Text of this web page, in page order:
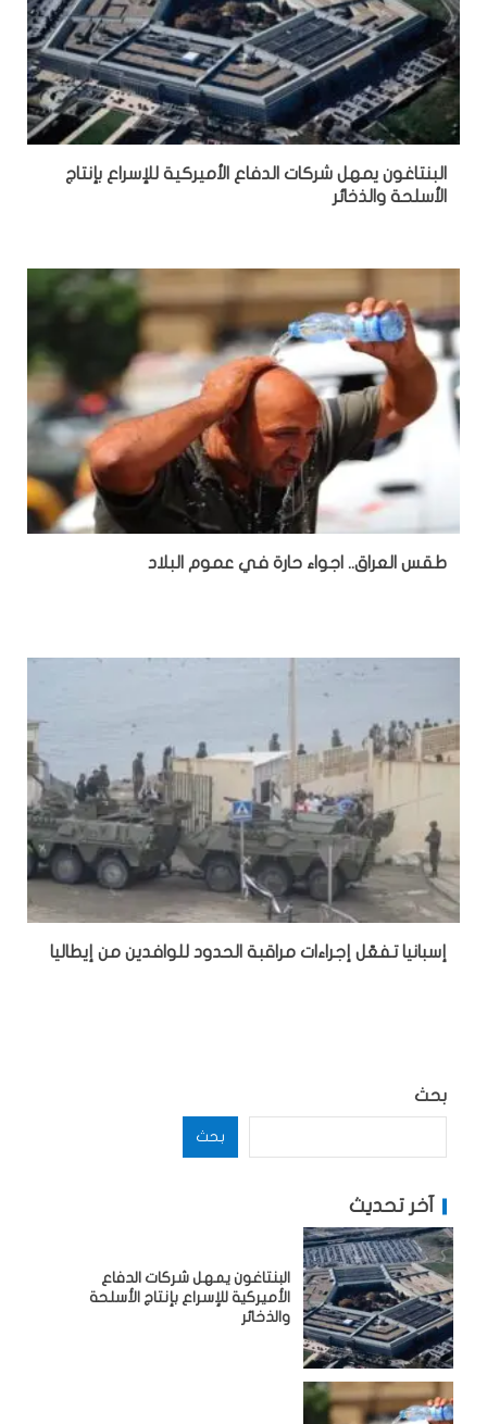
البنتاغون يمهل شركات الدفاع الأميركية للإسراع بإنتاج
الأسلحة والذخائر
طقس العراق.. اجواء حارة في عموم البلاد
إسبانيا تفعّل إجراءات مراقبة الحدود للوافدين من إيطاليا
بحث
بحث
آخر تحديث
البنتاغون يمهل شركات الدفاع
الأميركية للإسراع بإنتاج الأسلحة
والذخائر